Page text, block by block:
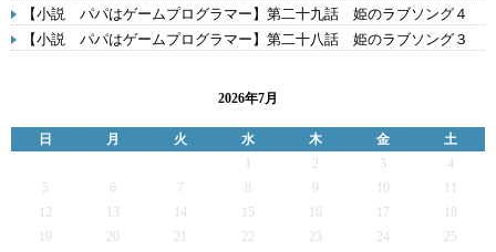
【小説 パパはゲームプログラマー】第二十九話 姫のラブソング４
【小説 パパはゲームプログラマー】第二十八話 姫のラブソング３
2026年7月
日 月 火 水 木 金
土
2 3
4
5
6 7 9
12
13 14 15 16 17
19
20 21 22 23 24
25